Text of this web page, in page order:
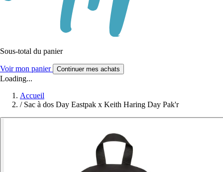
Sous-total du panier
Voir mon panier Continuer mes achats
Loading...
Accueil
/ Sac à dos Day Eastpak x Keith Haring Day Pak'r